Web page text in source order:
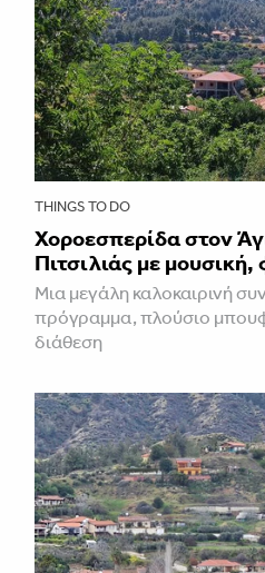
THINGS TO DO
Χοροεσπερίδα στον
Πιτσιλιάς με
Μια μεγάλη καλοκαιρινή
πρόγραμμα, πλούσιο
διάθεση